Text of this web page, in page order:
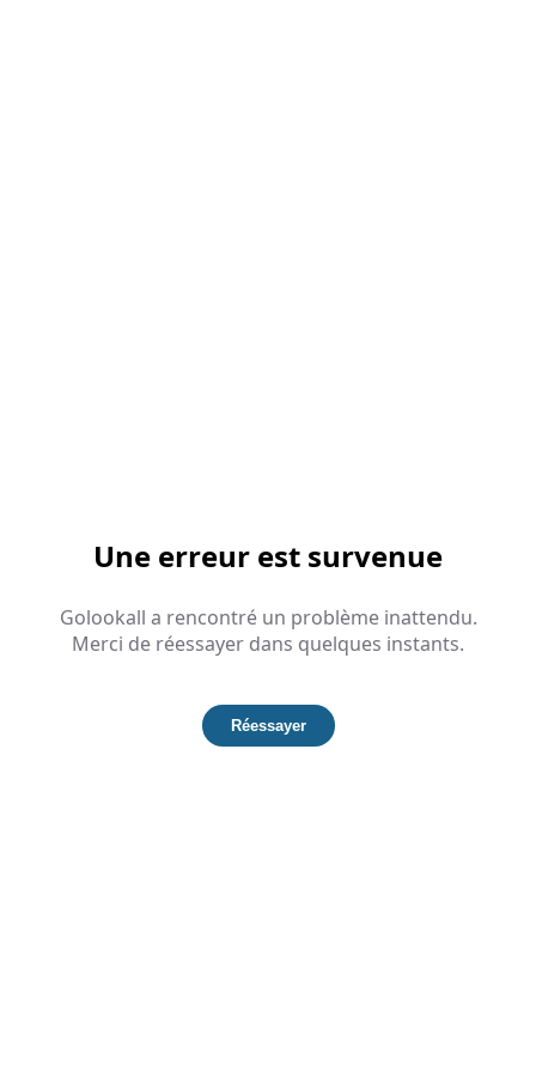
Une erreur est survenue
Golookall a rencontré un problème inattendu.
Merci de réessayer dans quelques instants.
Réessayer